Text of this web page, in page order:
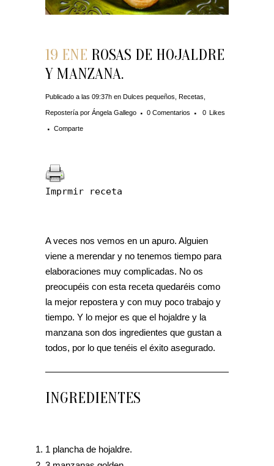
19 ENE ROSAS DE HOJALDRE
Y MANZANA.
Publicado a las 09:37h en Dulces pequeños Recetas
Repostería por Ángela Gallego 0 Comentarios 0 Likes
Comparte
Imprmir receta
A veces nos vemos en un apuro. Alguien
viene a merendar y no tenemos tiempo para
elaboraciones muy complicadas. No os
preocupéis con esta receta quedaréis como
la mejor repostera y con muy poco trabajo y
tiempo. Y lo mejor es que el hojaldre y la
manzana son dos ingredientes que gustan a
todos, por lo que tenéis el éxito asegurado.
INGREDIENTES
1 plancha de hojaldre.